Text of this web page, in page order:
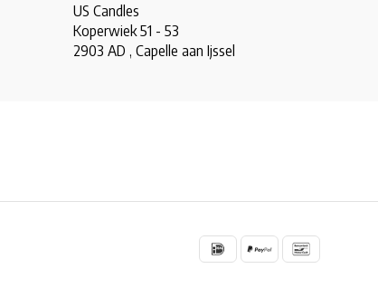
US Candles
Koperwiek 51 - 53
2903 AD , Capelle aan Ijssel